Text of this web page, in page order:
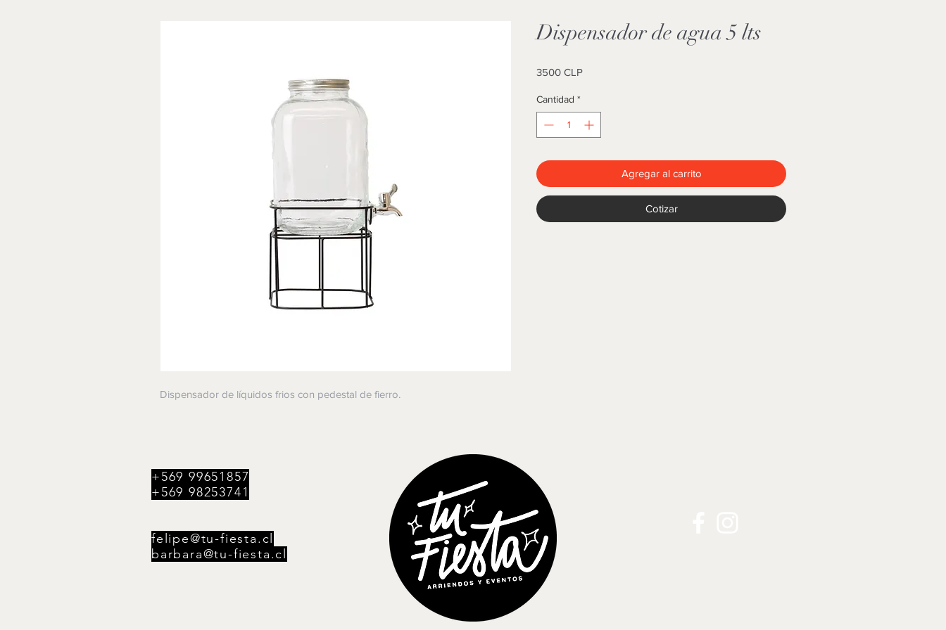
Dispensador de líquidos frios con pedestal de fierro.
Dispensador de agua 5 lts
3500 CLPPrecio
Cantidad *
Agregar al carrito
Cotizar
+569 99651857
+569 98253741
felipe@tu-fiesta.cl
barbara@tu-fiesta.cl